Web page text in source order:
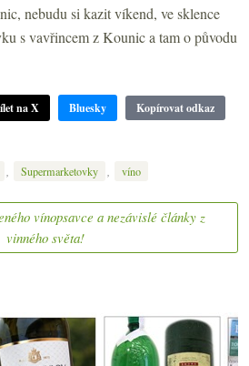
nebudu si kazit víkend, ve sklence
s vavřincem z Kounic a tam o původu
na X Bluesky Kopírovat odkaz
, Supermarketovky , víno
vínopsavce a nezávislé články z
vinného světa!